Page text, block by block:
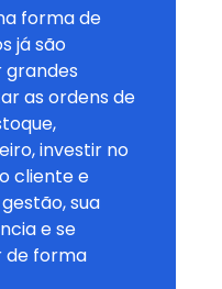
forma de
já são
grandes
as ordens de
investir no
cliente e
sua
e se
de forma